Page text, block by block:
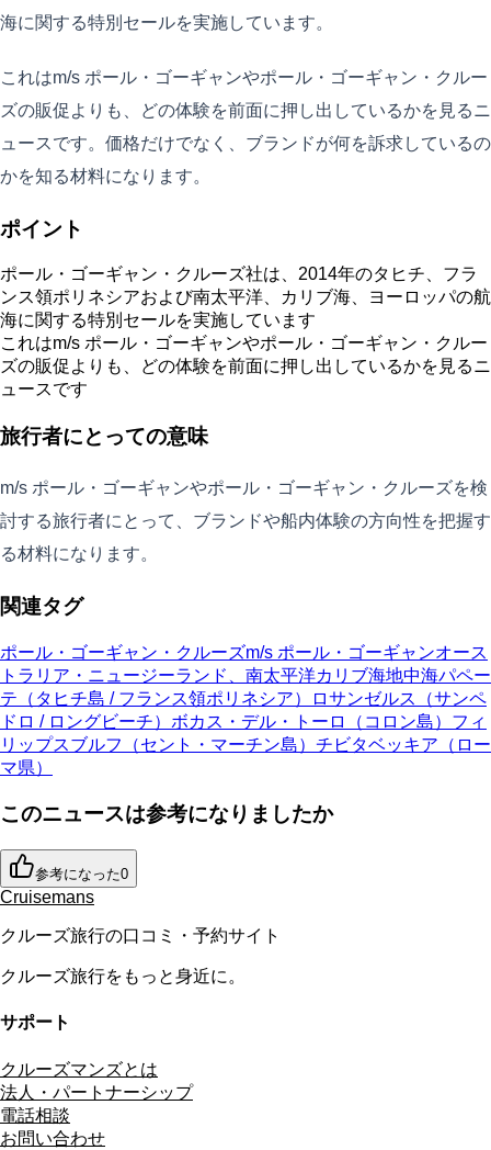
海に関する特別セールを実施しています。
これはm/s ポール・ゴーギャンやポール・ゴーギャン・クルー
ズの販促よりも、どの体験を前面に押し出しているかを見るニ
ュースです。価格だけでなく、ブランドが何を訴求しているの
かを知る材料になります。
ポイント
ポール・ゴーギャン・クルーズ社は、2014年のタヒチ、フラ
ンス領ポリネシアおよび南太平洋、カリブ海、ヨーロッパの航
海に関する特別セールを実施しています
これはm/s ポール・ゴーギャンやポール・ゴーギャン・クルー
ズの販促よりも、どの体験を前面に押し出しているかを見るニ
ュースです
旅行者にとっての意味
m/s ポール・ゴーギャンやポール・ゴーギャン・クルーズを検
討する旅行者にとって、ブランドや船内体験の方向性を把握す
る材料になります。
関連タグ
ポール・ゴーギャン・クルーズm/s ポール・ゴーギャンオース
トラリア・ニュージーランド、南太平洋カリブ海地中海パペー
テ（タヒチ島 / フランス領ポリネシア）
ロサンゼルス（サンペ
ドロ / ロングビーチ） ボカス・デル・トーロ（コロン島） フィ
リップスブルフ（セント・マーチン島） チビタベッキア（ロー
マ県）
このニュースは参考になりましたか
参考になった0
Cruisemans
クルーズ旅行の口コミ・予約サイト
クルーズ旅行をもっと身近に。
サポート
クルーズマンズとは
法人・パートナーシップ
電話相談
お問い合わせ